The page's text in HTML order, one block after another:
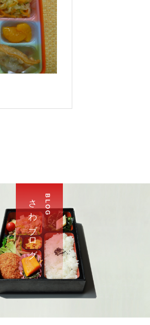
B L O G
さ わ ブ ロ グ